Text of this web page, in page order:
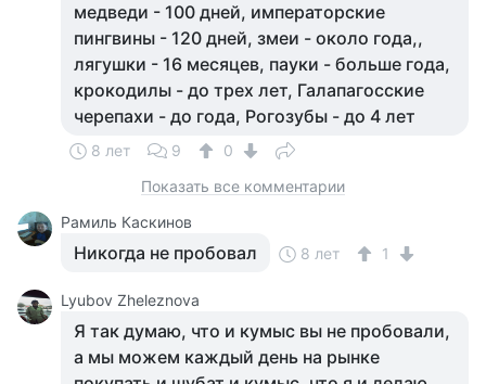
медведи - 100 дней, императорские
пингвины - 120 дней, змеи - около года,,
лягушки - 16 месяцев, пауки - больше года,
крокодилы - до трех лет, Галапагосские
черепахи - до года, Рогозубы - до 4 лет
8 лет 9
0
Показать все комментарии
Рамиль Каскинов
Никогда не пробовал 8 лет 1
Lyubov Zheleznova
Я так думаю, что и кумыс вы не пробовали,
а мы можем каждый день на рынке